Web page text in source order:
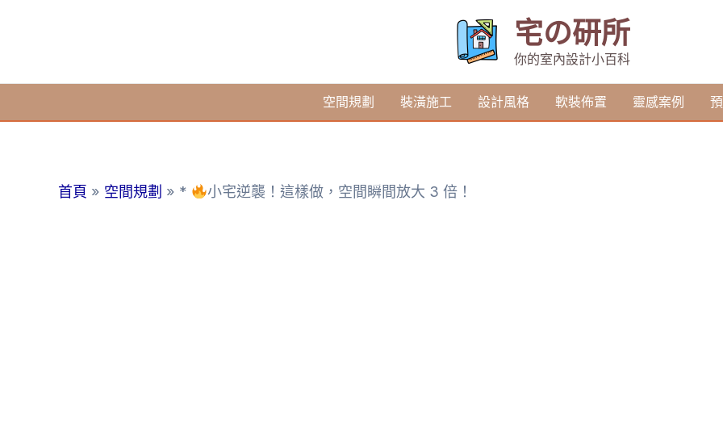
要
宅の研所
你的室內設計小百科
空間規劃 裝潢施工 設計風格 軟裝佈置 靈感案例
首頁 空間規劃 * 小宅逆襲！這樣做，空間瞬間放大 3 倍！